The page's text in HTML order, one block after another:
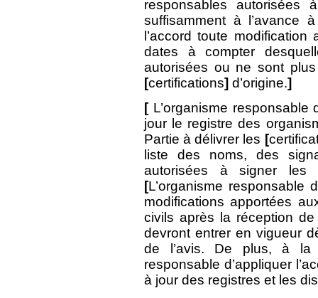
responsables autorisées
suffisamment à l’avance
l’accord toute
dates à compter
autorisées ou ne sont
[certifications] d’origine.]
[ L’organisme responsable
jour le registre des
Partie à délivrer les [
liste des noms, des
autorisées à signer les
[L’organisme responsable
modifications apportées
civils après la réception
devront entrer en vigueur
de l’avis. De plus, à la
responsable d’appliquer
à jour des registres et les